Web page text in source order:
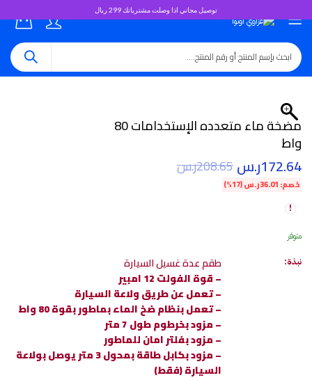
توصيل مجاني اذا وصلت مشترياتك 299 ريال
مضخة ماء متعدده الإستخدامات 80
واط
172.64ر.س208.65ر.س
خصم: 36.01ر.س(17%)
متوفر
نبذة:
طقم عدة غسيل السيارة
– قوة الفولت 12 امبير
– تعمل عن طريق ولاعة السيارة
– تعمل بنظام ضخ الماء بماطور بقوة 80 واط
– مزود بخرطوم طول 7 متر
– مزود بفلتر امان للماطور
– مزود بكابل طاقة بمحول 3 متر يوصل بولاعة
السيارة (فقط)